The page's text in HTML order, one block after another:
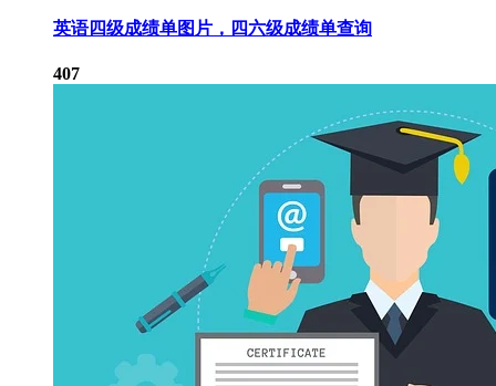
英语四级成绩单图片，四六级成绩单查询
407